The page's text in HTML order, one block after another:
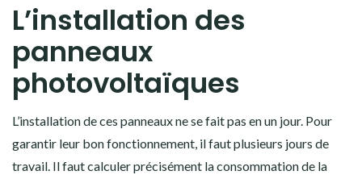
L’installation des
panneaux
photovoltaïques
L’installation de ces panneaux ne se fait pas en un jour. Pour
garantir leur bon fonctionnement, il faut plusieurs jours de
travail. Il faut calculer précisément la consommation de la